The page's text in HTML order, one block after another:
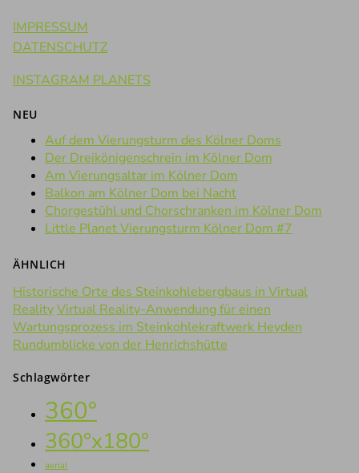
IMPRESSUM
DATENSCHUTZ
INSTAGRAM PLANETS
NEU
Auf dem Vierungsturm des Kölner Doms
Der Dreikönigenschrein im Kölner Dom
Am Vierungsaltar im Kölner Dom
Balkon am Kölner Dom bei Nacht
Chorgestühl und Chorschranken im Kölner Dom
Little Planet Vierungsturm Kölner Dom #7
ÄHNLICH
Historische Orte des Steinkohlebergbaus in Virtual
RealityVirtual Reality-Anwendung für einen
Wartungsprozess im Steinkohlekraftwerk Heyden
Rundumblicke von der Henrichshütte
Schlagwörter
360°
360°x180°
aerial